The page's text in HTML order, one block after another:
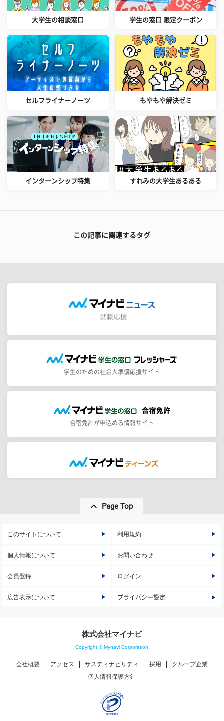
大学生の相談窓口 学生の窓口 限定クーポン
セルフライナーノーツ もやもや解決ゼミ
インターンシップ特集 すれみの大学生あるある
この記事に関連するタグ
学生のための社会人準備応援サイト
合宿免許が申込める情報サイト
Page Top
このサイトについて 利用規約
個人情報について お問い合わせ
会員登録 ログイン
広告表示について プライバシー設定
株式会社マイナビ
Copyright © Mynavi Corporation
会社概要 アクセス サスティナビリティ 採用
グループ企業
個人情報保護方針